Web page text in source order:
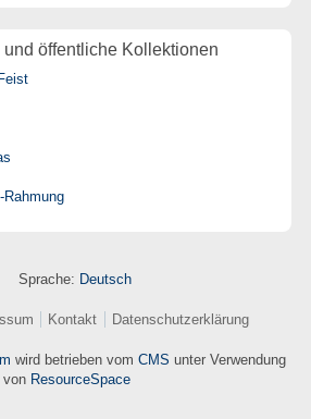
öffentliche Kollektionen
Sprache: Deutsch
Kontakt Datenschutzerklärung
wird betrieben vom CMS unter Verwendung
von ResourceSpace